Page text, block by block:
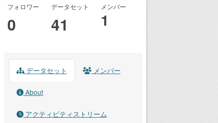
フォロワー
0
データセット
41
メンバー
1
データセット メンバー
About
アクティビティストリーム